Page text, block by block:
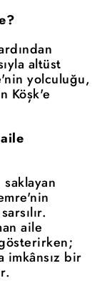
altüst
yolculuğu,
Köşk'e
aile
imkânsız bir